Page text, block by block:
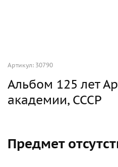
Артикул: 30790
Альбом 125 лет
академии, СССР
Предмет